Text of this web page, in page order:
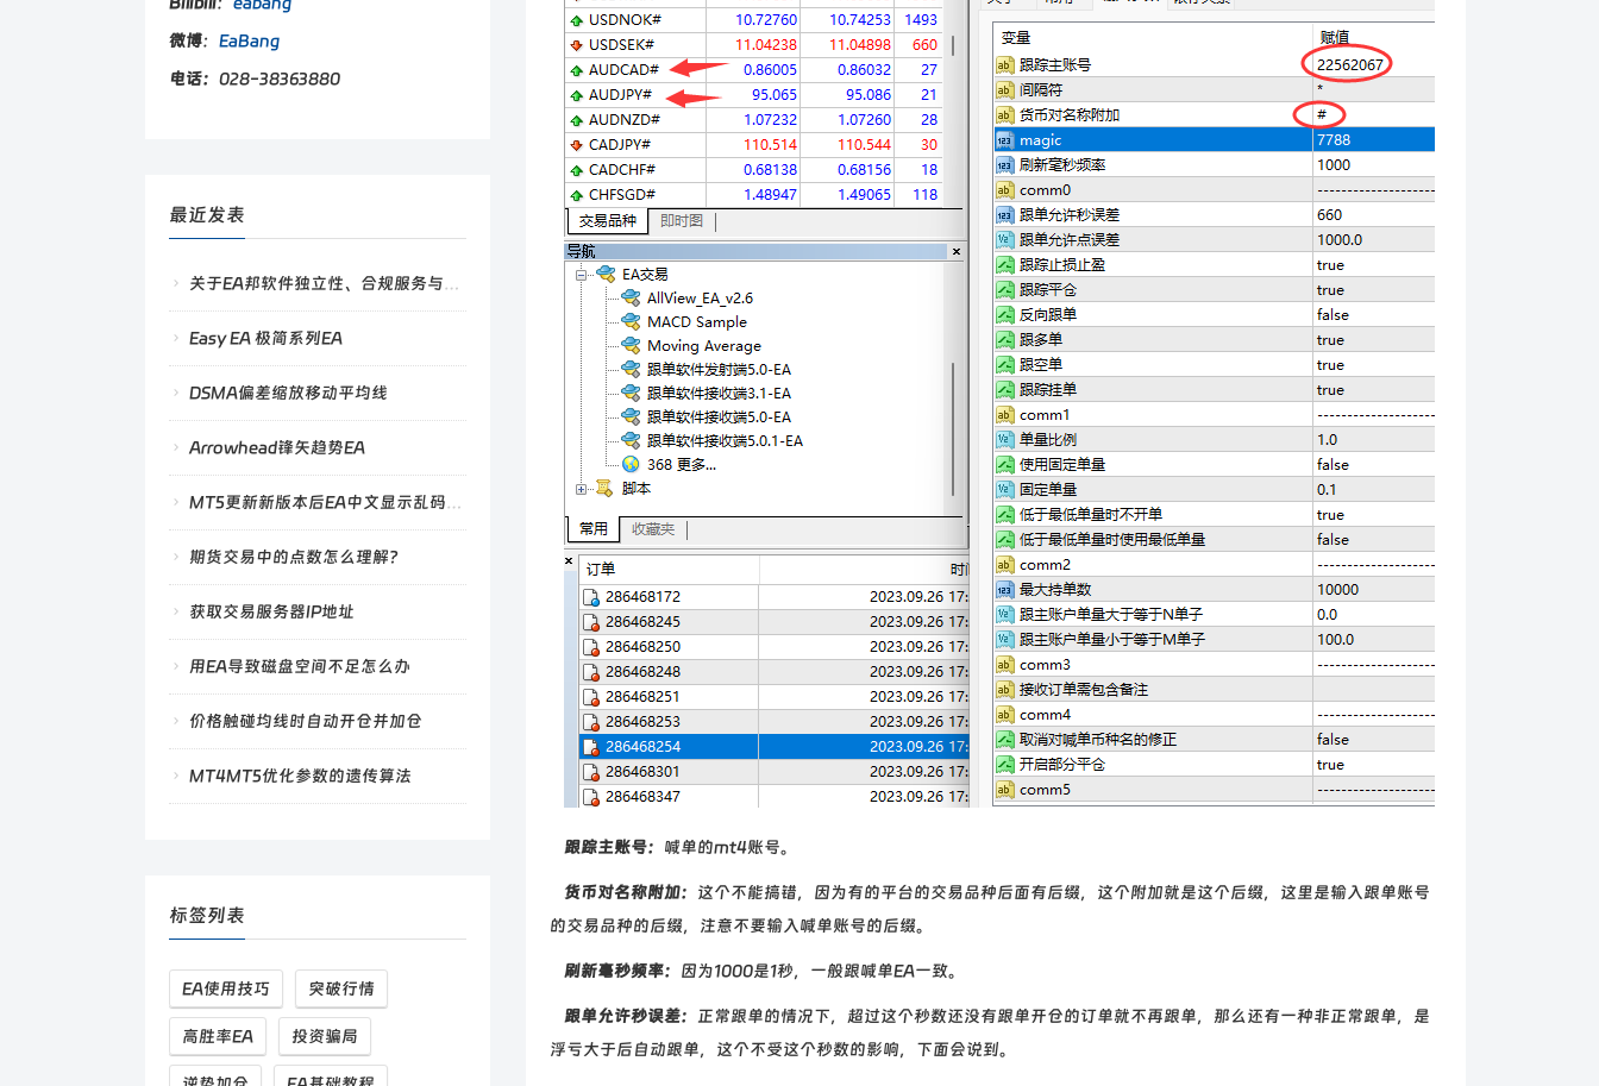
微博： EaBang
电话： 028-38363880
最近发表
关于EA邦软件独立性、合规服务与绿色沟通规范的公告
Easy EA 极简系列EA
DSMA偏差缩放移动平均线
Arrowhead锋矢趋势EA
MT5更新新版本后EA中文显示乱码的解决方法
期货交易中的点数怎么理解？
获取交易服务器IP地址
用EA导致磁盘空间不足怎么办
价格触碰均线时自动开仓并加仓
MT4MT5优化参数的遗传算法
标签列表
EA使用技巧 突破行情
高胜率EA 投资骗局
跟踪主账号： 喊单的mt4账号。
货币对名称附加： 这个不能搞错，因为有的平台的交易品种后面有后缀，这个附加就是这个后缀，这里是输入跟单账号
的交易品种的后缀，注意不要输入喊单账号的后缀。
刷新毫秒频率： 因为1000是1秒，一般跟喊单EA一致。
跟单允许秒误差：
正常跟单的情况下，超过这个秒数还没有跟单开仓的订单就不再跟单，那么还有一种非正常跟单，是
浮亏大于后自动跟单，这个不受这个秒数的影响，下面会说到。